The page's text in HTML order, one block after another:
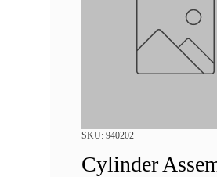
SKU: 940202
Cylinder